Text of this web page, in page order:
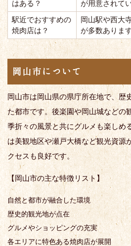
はある？
が用意されて
駅近でおすすめの
焼肉店は？
岡山駅や西大
が多数あります
岡山市について
岡山市は岡山県の県庁所在地で、歴
た都市です。後楽園や岡山城などの
季折々の風景と共にグルメも楽しめ
は美観地区や瀬戸大橋など観光資源
クセスも良好です。
【岡山市の主な特徴リスト】
自然と都市が融合した環境
歴史的観光地が点在
グルメやショッピングの充実
各エリアに特色ある焼肉店が展開